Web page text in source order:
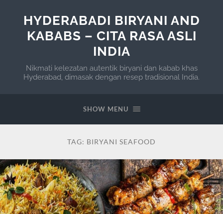
HYDERABADI BIRYANI AND
KABABS – CITA RASA ASLI
INDIA
Nikmati kelezatan autentik biryani dan kabab khas
Hyderabad, dimasak dengan resep tradisional India.
SHOW MENU
TAG: BIRYANI SEAFOOD